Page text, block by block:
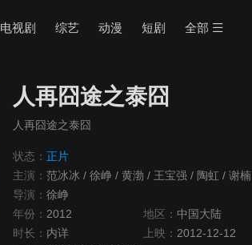
电视剧 综艺 动漫 短剧 全部
人再囧途之泰囧
人再囧途之泰囧
状态： 正片
主演： 范冰冰 / 徐峥 / 黄渤 / 王宝强 / 陶虹 / 谢楠
导演： 徐峥
年份： 2012 地区：中国大陆
时长： 内详 上映： 2012-12-12